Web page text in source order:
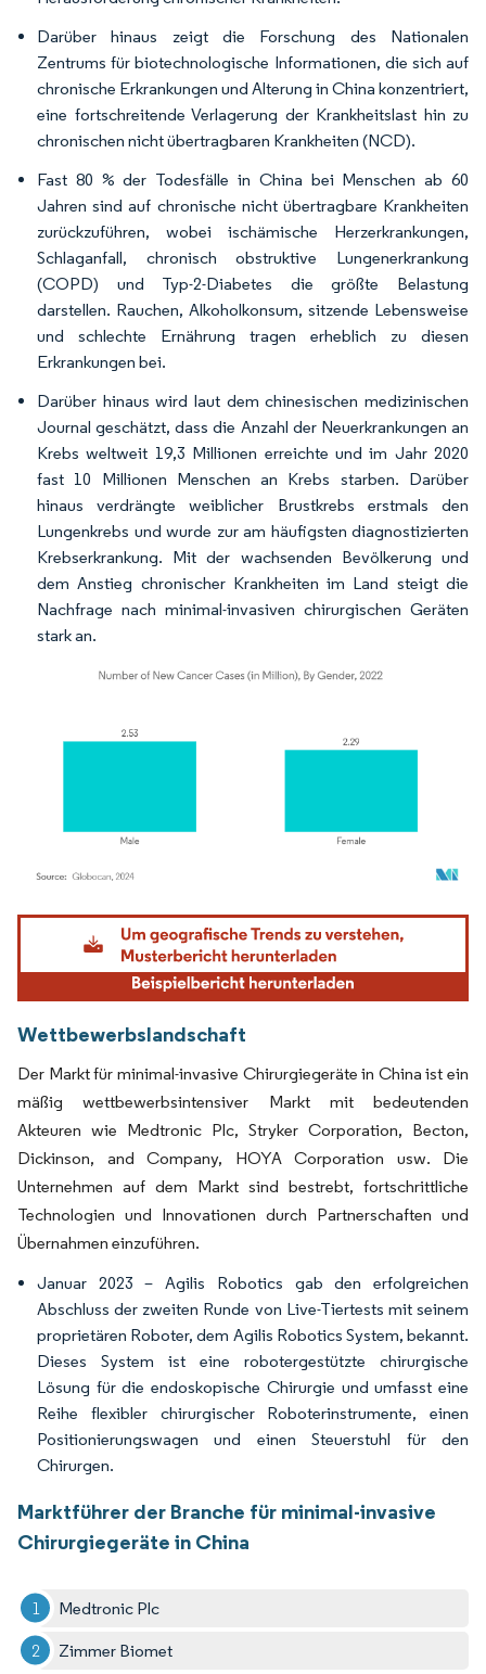
Darüber hinaus zeigt die Forschung des Nationalen
Zentrums für biotechnologische Informationen, die sich auf
chronische Erkrankungen und Alterung in China konzentriert,
eine fortschreitende Verlagerung der Krankheitslast hin zu
chronischen nicht übertragbaren Krankheiten (NCD).
Fast 80 % der Todesfälle in China bei Menschen ab 60
Jahren sind auf chronische nicht übertragbare Krankheiten
zurückzuführen, wobei ischämische Herzerkrankungen,
Schlaganfall, chronisch obstruktive Lungenerkrankung
(COPD) und Typ-2-Diabetes die größte Belastung
darstellen. Rauchen, Alkoholkonsum, sitzende Lebensweise
und schlechte Ernährung tragen erheblich zu diesen
Erkrankungen bei.
Darüber hinaus wird laut dem chinesischen medizinischen
Journal geschätzt, dass die Anzahl der Neuerkrankungen an
Krebs weltweit 19,3 Millionen erreichte und im Jahr 2020
fast 10 Millionen Menschen an Krebs starben. Darüber
hinaus verdrängte weiblicher Brustkrebs erstmals den
Lungenkrebs und wurde zur am häufigsten diagnostizierten
Krebserkrankung. Mit der wachsenden Bevölkerung und
dem Anstieg chronischer Krankheiten im Land steigt die
Nachfrage nach minimal-invasiven chirurgischen Geräten
stark an.
Bild © Mordor Intelligence. Wiederverwendung erfordert Namensnennung gemäß
Wettbewerbslandschaft
Der Markt für minimal-invasive Chirurgiegeräte in China ist ein
mäßig wettbewerbsintensiver Markt mit bedeutenden
Akteuren wie Medtronic Plc, Stryker Corporation, Becton,
Dickinson, and Company, HOYA Corporation usw. Die
Unternehmen auf dem Markt sind bestrebt, fortschrittliche
Technologien und Innovationen durch Partnerschaften und
Übernahmen einzuführen.
Januar 2023 – Agilis Robotics gab den erfolgreichen
Abschluss der zweiten Runde von Live-Tiertests mit seinem
proprietären Roboter, dem Agilis Robotics System, bekannt.
Dieses System ist eine robotergestützte chirurgische
Lösung für die endoskopische Chirurgie und umfasst eine
Reihe flexibler chirurgischer Roboterinstrumente, einen
Positionierungswagen und einen Steuerstuhl für den
Chirurgen.
Marktführer der Branche für minimal-invasive
Chirurgiegeräte in China
Medtronic Plc
Zimmer Biomet